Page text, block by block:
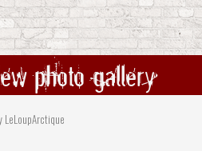
photo gallery